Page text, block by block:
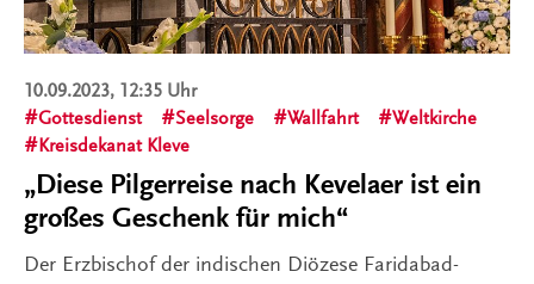
10.09.2023, 12:35 Uhr
Gottesdienst
Seelsorge Wallfahrt
Weltkirche
Kreisdekanat Kleve
„Diese Pilgerreise nach Kevelaer ist ein
großes Geschenk für mich“
Der Erzbischof der indischen Diözese Faridabad-